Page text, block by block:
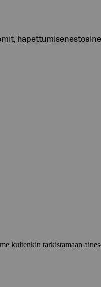
kuitenkin tarkistamaan